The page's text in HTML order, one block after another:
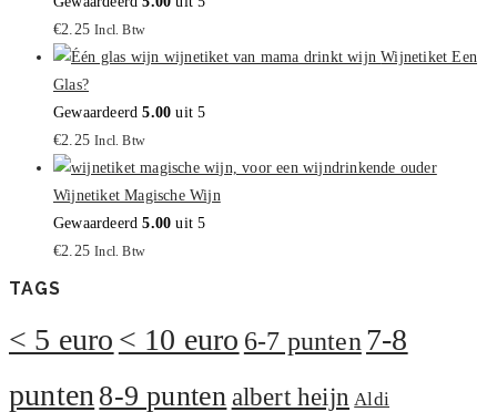
€2.25 Incl. Btw
Wijnetiket Een
Glas?
Gewaardeerd5.00 uit 5
€2.25 Incl. Btw
Wijnetiket Magische Wijn
Gewaardeerd5.00 uit 5
€2.25 Incl. Btw
TAGS
< 5 euro < 10 euro 6-7 punten7-8
punten8-9 puntenalbert heijn Aldi